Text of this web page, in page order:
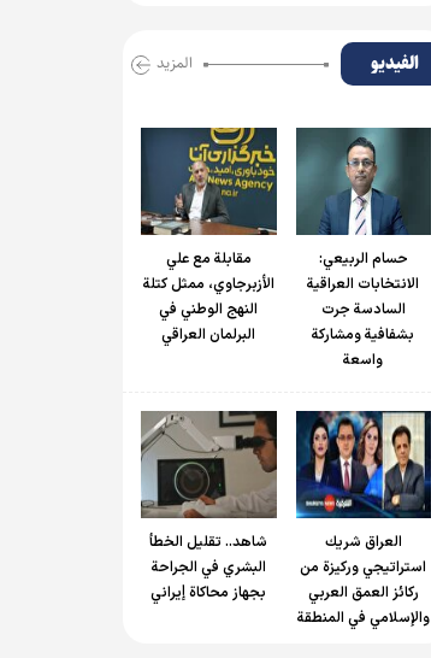
الفیدیو المزید
حسام الربیعي:
الانتخابات العراقية
السادسة جرت
بشفافية ومشاركة
واسعة
مقابلة مع علي
الأزبرجاوي، ممثل كتلة
النهج الوطني في
البرلمان العراقي
العراق شريك
استراتيجي وركيزة من
ركائز العمق العربي
والإسلامي في المنطقة
شاهد.. تقليل الخطأ
البشري في الجراحة
بجهاز محاكاة إيراني